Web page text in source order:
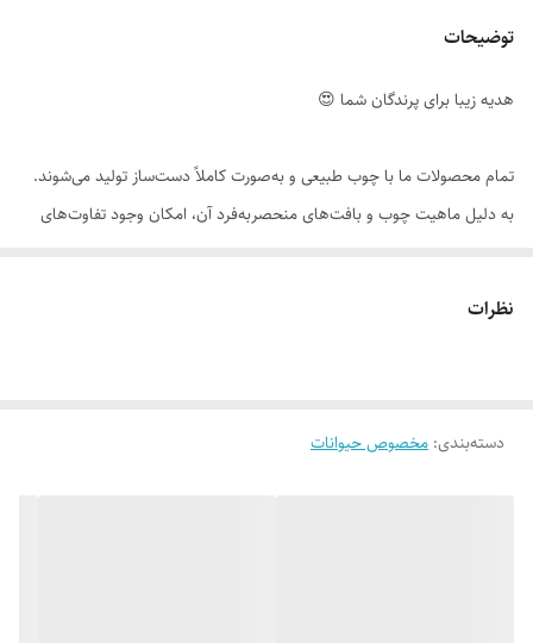
توضیحات
هدیه زیبا برای پرندگان شما 😍
تمام محصولات ما با چوب طبیعی و به‌صورت کاملاً دست‌ساز تولید می‌شوند.
به دلیل ماهیت چوب و بافت‌های منحصر‌به‌فرد آن، امکان وجود تفاوت‌های
به‌عنوان نقص یا ایراد محسوب نمی‌شود.
نظرات
دسته‌بندی: مخصوص حیوانات